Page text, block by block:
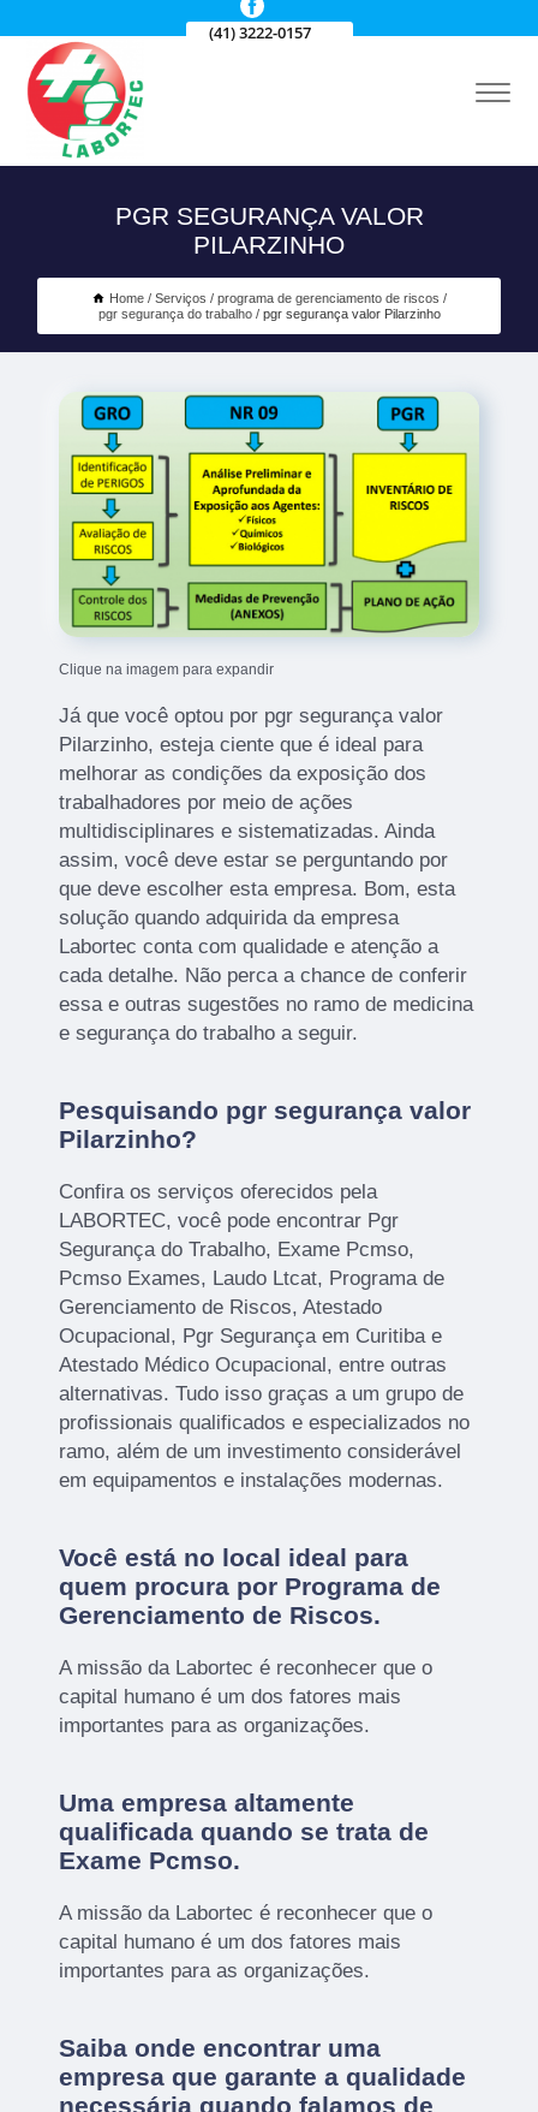
(41) 3222-0157
PGR SEGURANÇA VALOR
PILARZINHO
Home Serviços
programa de gerenciamento de riscos
pgr segurança do trabalho
pgr segurança valor Pilarzinho
Clique na imagem para expandir
Já que você optou por pgr segurança valor
Pilarzinho, esteja ciente que é ideal para
melhorar as condições da exposição dos
trabalhadores por meio de ações
multidisciplinares e sistematizadas. Ainda
assim, você deve estar se perguntando por
que deve escolher esta empresa. Bom, esta
solução quando adquirida da empresa
Labortec conta com qualidade e atenção a
cada detalhe. Não perca a chance de conferir
essa e outras sugestões no ramo de medicina
e segurança do trabalho a seguir.
Pesquisando pgr segurança valor
Pilarzinho?
Confira os serviços oferecidos pela
LABORTEC, você pode encontrar Pgr
Segurança do Trabalho, Exame Pcmso,
Pcmso Exames, Laudo Ltcat, Programa de
Gerenciamento de Riscos, Atestado
Ocupacional, Pgr Segurança em Curitiba e
Atestado Médico Ocupacional, entre outras
alternativas. Tudo isso graças a um grupo de
profissionais qualificados e especializados no
ramo, além de um investimento considerável
em equipamentos e instalações modernas.
Você está no local ideal para
quem procura por Programa de
Gerenciamento de Riscos.
A missão da Labortec é reconhecer que o
capital humano é um dos fatores mais
importantes para as organizações.
Uma empresa altamente
qualificada quando se trata de
Exame Pcmso.
A missão da Labortec é reconhecer que o
capital humano é um dos fatores mais
importantes para as organizações.
Saiba onde encontrar uma
empresa que garante a qualidade
necessária quando falamos de